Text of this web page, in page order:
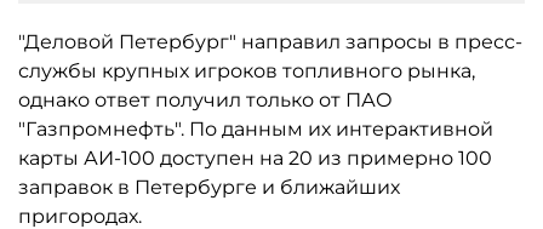
"Деловой Петербург" направил запросы в пресс-
службы крупных игроков топливного рынка,
однако ответ получил только от ПАО
"Газпромнефть". По данным их интерактивной
карты АИ-100 доступен на 20 из примерно 100
заправок в Петербурге и ближайших
пригородах.